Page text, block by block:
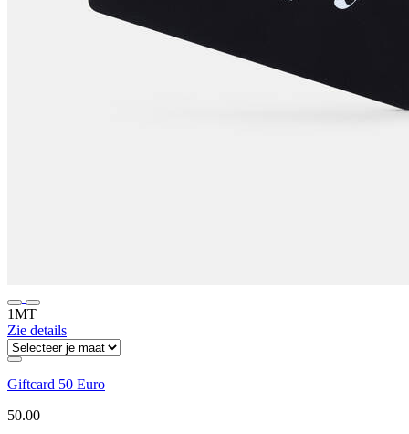
1MT
Zie details
Giftcard 50 Euro
50.00